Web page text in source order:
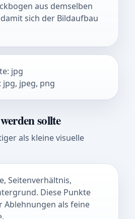
aus demselben
sich der Bildaufbau
jpg
jpg, jpeg, png
sollte
als kleine visuelle
Seitenverhältnis,
Diese Punkte
Ablehnungen als feine